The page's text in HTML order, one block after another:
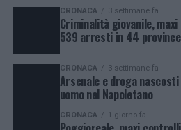
CRONACA 3 settimane fa
Criminalità giovanile,
539 arresti in 44 province
CRONACA 3 settimane fa
Arsenale e droga
uomo nel Napoletano
CRONACA 1 giorno fa